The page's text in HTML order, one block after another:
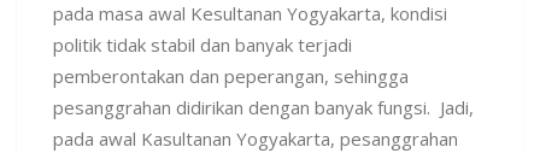
pada masa awal Kesultanan Yogyakarta, kondisi
politik tidak stabil dan banyak terjadi
pemberontakan dan peperangan, sehingga
pesanggrahan didirikan dengan banyak fungsi. Jadi,
pada awal Kasultanan Yogyakarta, pesanggrahan